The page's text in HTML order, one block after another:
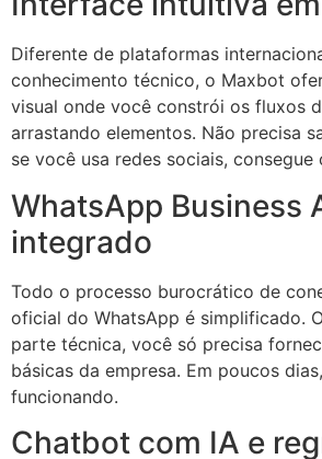
Diferente de plataformas
conhecimento técnico, o Maxbot
visual onde você constrói os fluxos
arrastando elementos. Não precisa
se você usa redes sociais,
WhatsApp Business
integrado
Todo o processo burocrático de
oficial do WhatsApp é simplificado.
parte técnica, você só precisa
básicas da empresa. Em poucos
funcionando.
Chatbot com IA e